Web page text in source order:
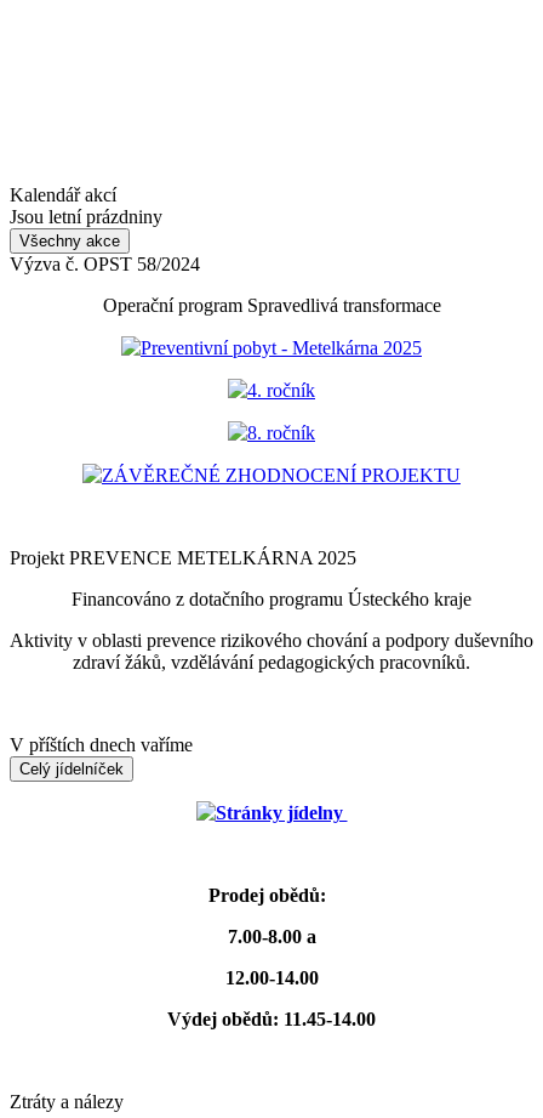
Kalendář akcí
Jsou letní prázdniny
Všechny akce
Výzva č. OPST 58/2024
Operační program Spravedlivá transformace
Preventivní pobyt - Metelkárna 2025
4. ročník
8. ročník
ZÁVĚREČNÉ ZHODNOCENÍ PROJEKTU
Projekt PREVENCE METELKÁRNA 2025
Financováno z dotačního programu Ústeckého kraje
Aktivity v oblasti prevence rizikového chování a podpory duševního
zdraví žáků, vzdělávání pedagogických pracovníků.
V příštích dnech vaříme
Celý jídelníček
Stránky jídelny
Prodej obědů:
7.00-8.00 a
12.00-14.00
Výdej obědů: 11.45-14.00
Ztráty a nálezy